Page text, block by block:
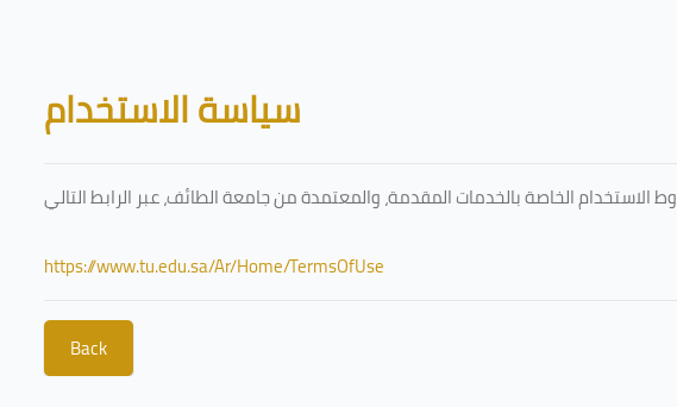
Blocks
سياسة الاستخدام
https://www.tu.edu.sa/Ar/Home/TermsOfUse
Back